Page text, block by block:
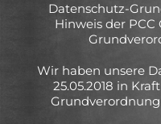
Datenschutz-
Hinweis der
Wir haben unsere
25.05.2018 in
Grundverordnung